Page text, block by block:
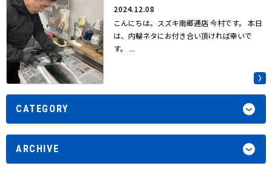
2024.12.08
こんにちは。スズキ南郷通店 今村です。 本日
は、内輪ネタにお付き合い頂ければ幸いで
す。 ...
CATEGORY
ARCHIVE